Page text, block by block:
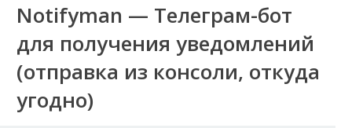
Notifyman — Телеграм-бот
для получения уведомлений
(отправка из консоли, откуда
угодно)